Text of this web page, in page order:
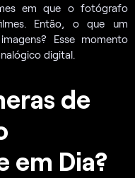
em que o fotógrafo
Então, o que um
Esse momento
digital.
de
em Dia?